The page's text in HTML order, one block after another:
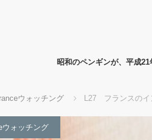
昭和のペンギンが、平成
ウォッチング L27 フランスのイ
ウォッチング